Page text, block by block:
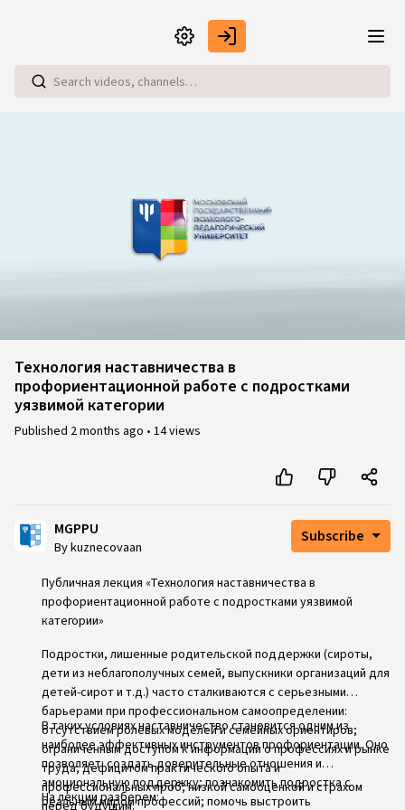
Технология наставничества в
профориентационной работе с подростками
уязвимой категории
Published 2 months ago • 14 views
MGPPU
By kuznecovaan
Subscribe
Публичная лекция «Технология наставничества в
профориентационной работе с подростками уязвимой
категории»
Подростки, лишенные родительской поддержки (сироты,
дети из неблагополучных семей, выпускники организаций для
детей-сирот и т. д.) часто сталкиваются с серьезными
барьерами при профессиональном самоопределении:
отсутствием ролевых моделей и семейных ориентиров;
ограниченным доступом к информации о профессиях и рынке
труда; дефицитом практического опыта и
профессиональных проб; низкой самооценкой и страхом
перед будущим.
В таких условиях наставничество становится одним из
наиболее эффективных инструментов профориентации. Оно
позволяет: создать доверительные отношения и
эмоциональную поддержку; познакомить подростка с
реальным миром профессий; помочь выстроить
На лекции разберем: